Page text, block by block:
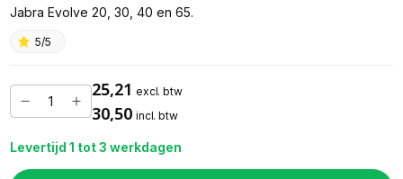
Jabra Evolve 20, 30, 40 en 65.
5/5
25,21 excl. btw
30,50 incl. btw
Levertijd 1 tot 3 werkdagen